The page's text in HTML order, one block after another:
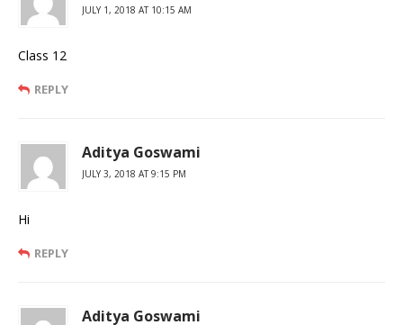
JULY 1, 2018 AT 10:15 AM
Class 12
REPLY
Aditya Goswami
JULY 3, 2018 AT 9:15 PM
Hi
REPLY
Aditya Goswami